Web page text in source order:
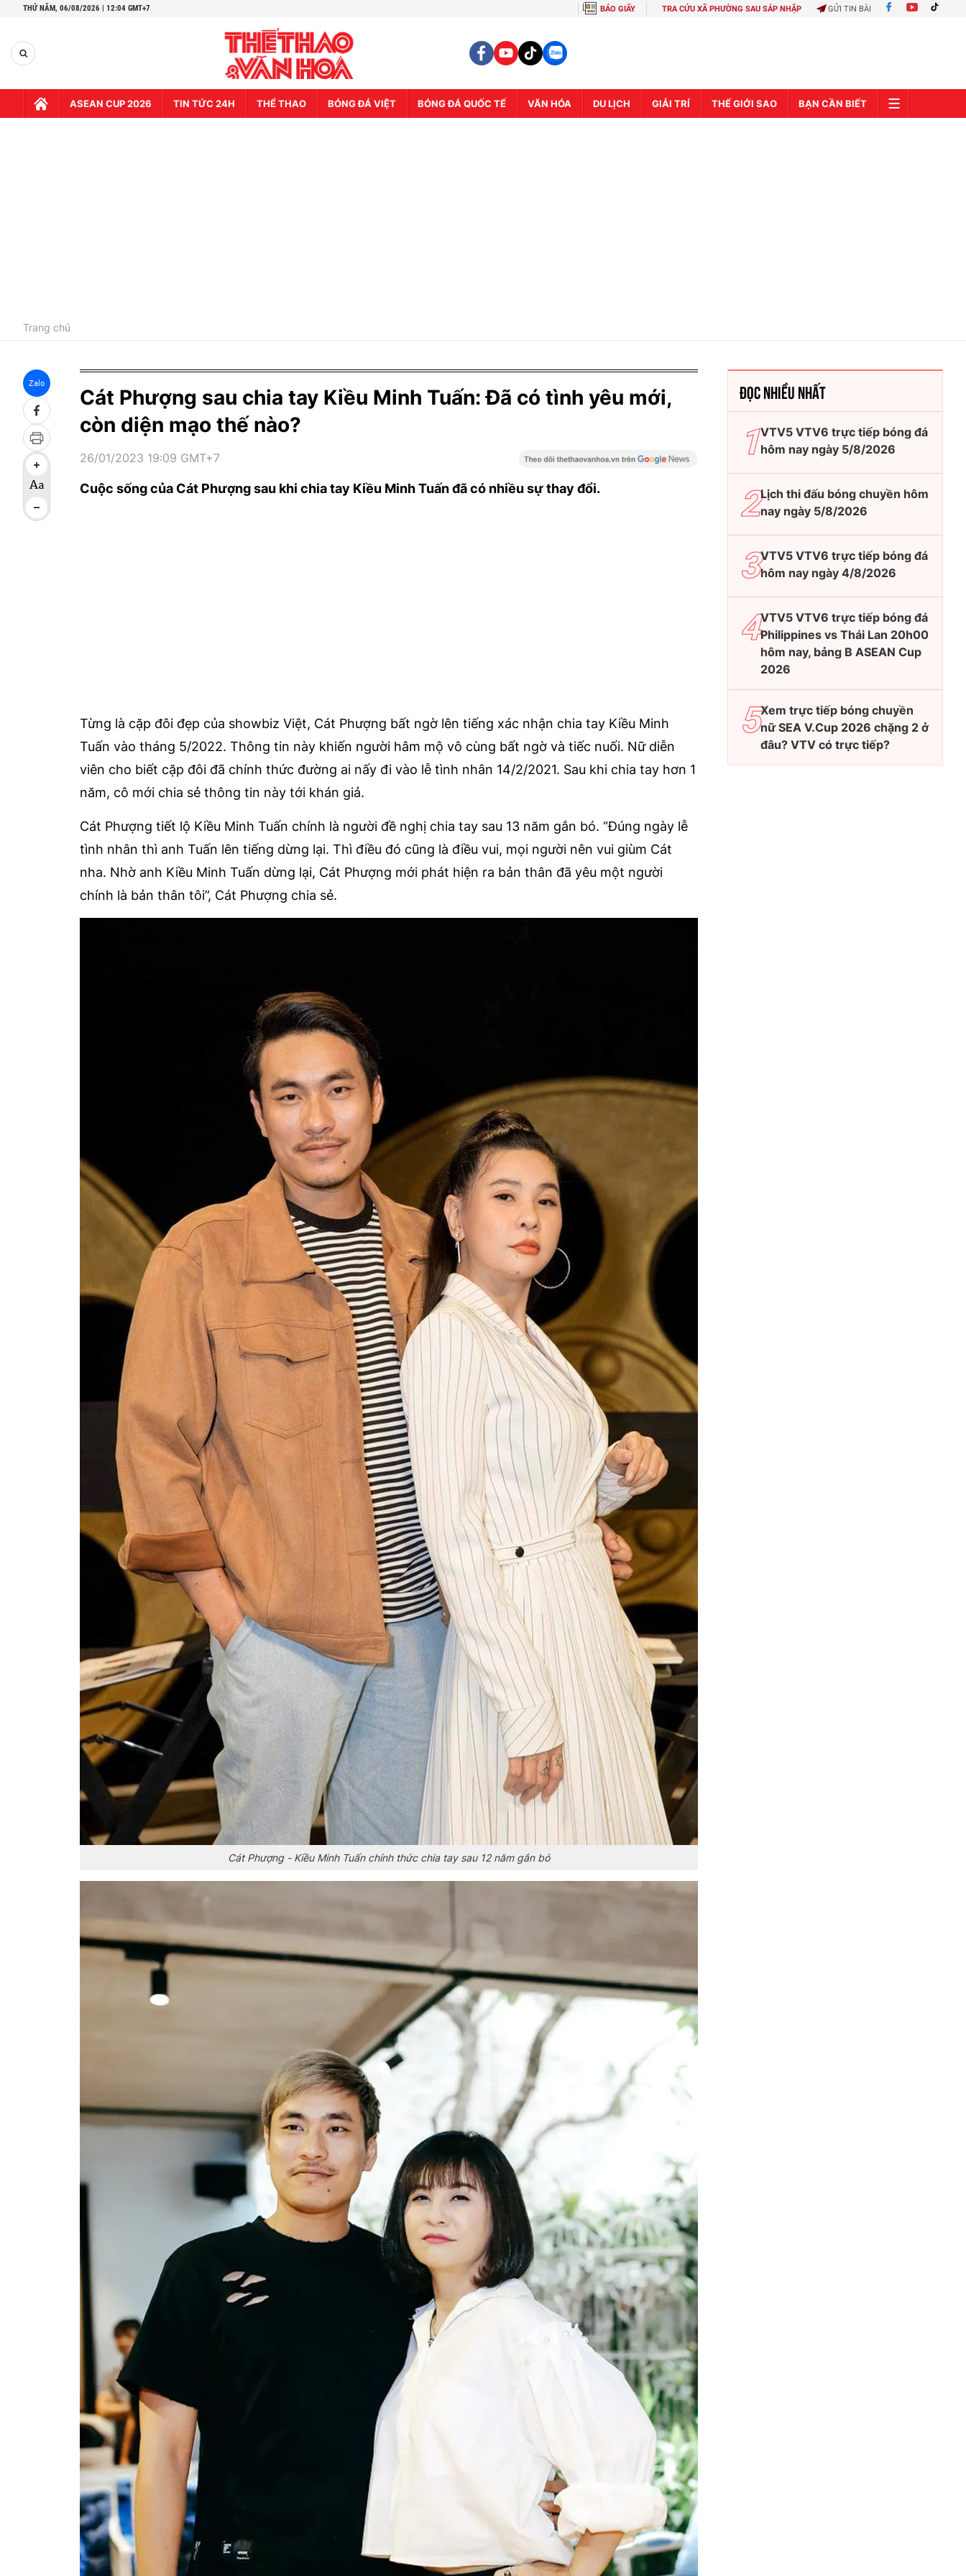
THỨ NĂM, 06/08/2026 | 12:04 GMT+7 BÁO GIẤY TRA CỨU XÃ PHƯỜNG SAU SÁP NHẬP GỬI TIN BÀI
ASEAN CUP 2026 TIN TỨC 24H THỂ THAO BÓNG ĐÁ VIỆT BÓNG ĐÁ QUỐC TẾ VĂN HÓA DU LỊCH GIẢI TRÍ THẾ GIỚI SAO BẠN CẦN BIẾT
Trang chủ
Zalo
Cát Phượng sau chia tay Kiều Minh Tuấn: Đã có tình yêu mới,
còn diện mạo thế nào?
26/01/2023 19:09 GMT+7
Cuộc sống của Cát Phượng sau khi chia tay Kiều Minh Tuấn đã có nhiều sự thay đổi.
Từng là cặp đôi đẹp của showbiz Việt, Cát Phượng bất ngờ lên tiếng xác nhận chia tay Kiều Minh
Tuấn vào tháng 5/2022. Thông tin này khiến người hâm mộ vô cùng bất ngờ và tiếc nuối. Nữ diễn
viên cho biết cặp đôi đã chính thức đường ai nấy đi vào lễ tình nhân 14/2/2021. Sau khi chia tay hơn 1
năm, cô mới chia sẻ thông tin này tới khán giả.
Cát Phượng tiết lộ Kiều Minh Tuấn chính là người đề nghị chia tay sau 13 năm gắn bó. “Đúng ngày lễ
tình nhân thì anh Tuấn lên tiếng dừng lại. Thì điều đó cũng là điều vui, mọi người nên vui giùm Cát
nha. Nhờ anh Kiều Minh Tuấn dừng lại, Cát Phượng mới phát hiện ra bản thân đã yêu một người
chính là bản thân tôi”, Cát Phượng chia sẻ.
Cát Phượng - Kiều Minh Tuấn chính thức chia tay sau 12 năm gắn bó
ĐỌC NHIỀU NHẤT
VTV5 VTV6 trực tiếp bóng đá
hôm nay ngày 5/8/2026
Lịch thi đấu bóng chuyền hôm
nay ngày 5/8/2026
VTV5 VTV6 trực tiếp bóng đá
hôm nay ngày 4/8/2026
VTV5 VTV6 trực tiếp bóng đá
Philippines vs Thái Lan 20h00
hôm nay, bảng B ASEAN Cup
2026
Xem trực tiếp bóng chuyền
nữ SEA V.Cup 2026 chặng 2 ở
đâu? VTV có trực tiếp?